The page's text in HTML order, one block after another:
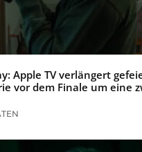
Apple TV verlängert
vor dem Finale um eine